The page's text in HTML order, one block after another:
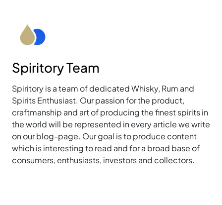
Spiritory Team
Spiritory is a team of dedicated Whisky, Rum and
Spirits Enthusiast. Our passion for the product,
craftmanship and art of producing the finest spirits in
the world will be represented in every article we write
on our blog-page. Our goal is to produce content
which is interesting to read and for a broad base of
consumers, enthusiasts, investors and collectors.